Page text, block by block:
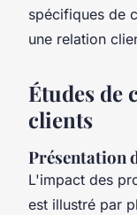
spécifiques de
une relation
Études de
clients
Présentation
L'impact des
est illustré par